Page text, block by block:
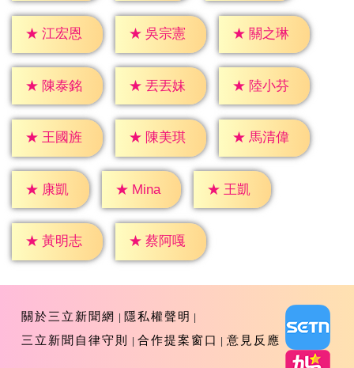
★ 江宏恩 ★ 吳宗憲 ★ 關之琳
★ 陳泰銘 ★ 丟丟妹 ★ 陸小芬
★ 王國旌 ★ 陳美琪 ★ 馬清偉
★ 康凱 ★ Mina ★ 王凱
★ 黃明志 ★ 蔡阿嘎
關於三立新聞網
隱私權聲明
三立新聞自律守則
合作提案窗口 意見反應